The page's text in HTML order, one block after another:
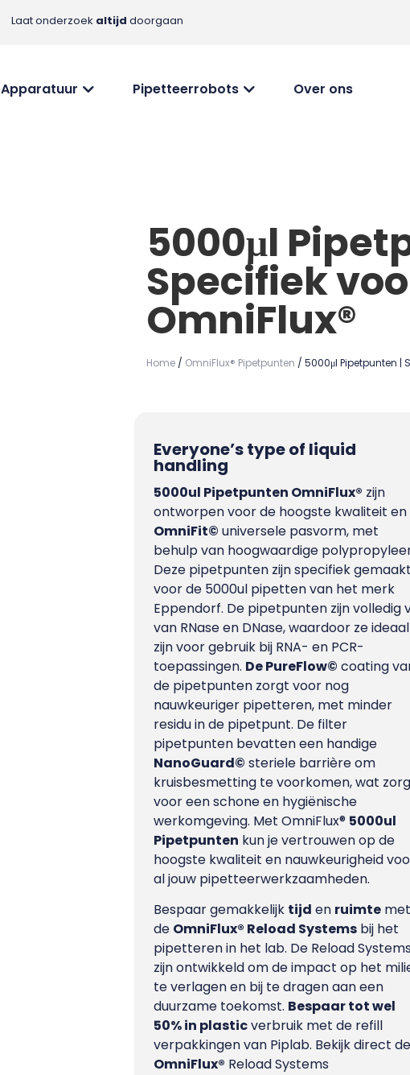
Laat onderzoek altijd doorgaan
Apparatuur Pipetteerrobots
Over ons
5000μl
Specifiek
OmniFlux®
Home / OmniFlux® Pipetpunten / 5000μl Pipetpunten |
Everyone’s type of liquid
handling
5000ul Pipetpunten OmniFlux® zijn
ontworpen voor de hoogste kwaliteit en
OmniFit© universele pasvorm, met
behulp van hoogwaardige
Deze pipetpunten zijn specifiek gemaakt
voor de 5000ul pipetten van het merk
Eppendorf. De pipetpunten zijn volledig
van RNase en DNase, waardoor ze ideaal
zijn voor gebruik bij RNA- en PCR-
toepassingen. De PureFlow© coating
de pipetpunten zorgt voor nog
nauwkeuriger pipetteren, met minder
residu in de pipetpunt. De filter
pipetpunten bevatten een handige
NanoGuard© steriele barrière om
kruisbesmetting te voorkomen, wat
voor een schone en hygiënische
werkomgeving. Met OmniFlux® 5000ul
Pipetpunten kun je vertrouwen op de
hoogste kwaliteit en nauwkeurigheid
al jouw pipetteerwerkzaamheden.
Bespaar gemakkelijk tijd en ruimte met
de OmniFlux® Reload Systems bij het
pipetteren in het lab. De Reload Systems
zijn ontwikkeld om de impact op het
te verlagen en bij te dragen aan een
duurzame toekomst. Bespaar tot wel
50% in plasticverbruik met de refill
verpakkingen van Piplab. Bekijk direct de
OmniFlux® Reload Systems